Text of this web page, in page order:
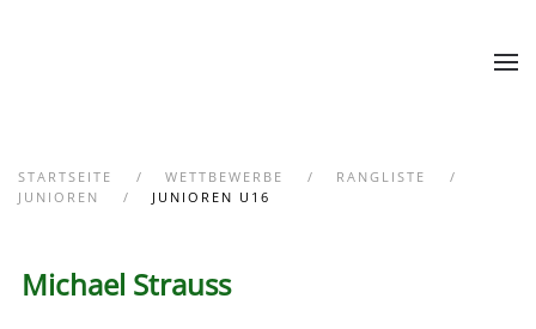
STARTSEITE WETTBEWERBE
RANGLISTE
JUNIOREN
JUNIOREN U16
Michael Strauss